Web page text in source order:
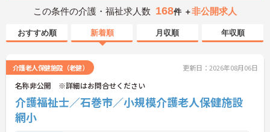
この条件の介護・福祉求人数 168件 ＋非公開求人
おすすめ順 新着順 月収順 年収順
介護老人保健施設（老健） 更新日：2026年08月06日
名称非公開 ※詳細はお問合せください
介護福祉士／石巻市／小規模介護老人保健施設
網小